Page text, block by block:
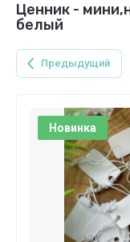
Ценник -
белый
Предыдущий
Новинка